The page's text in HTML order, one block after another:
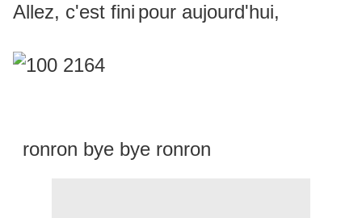
Allez, c'est fini pour aujourd'hui,
ronron bye bye ronron